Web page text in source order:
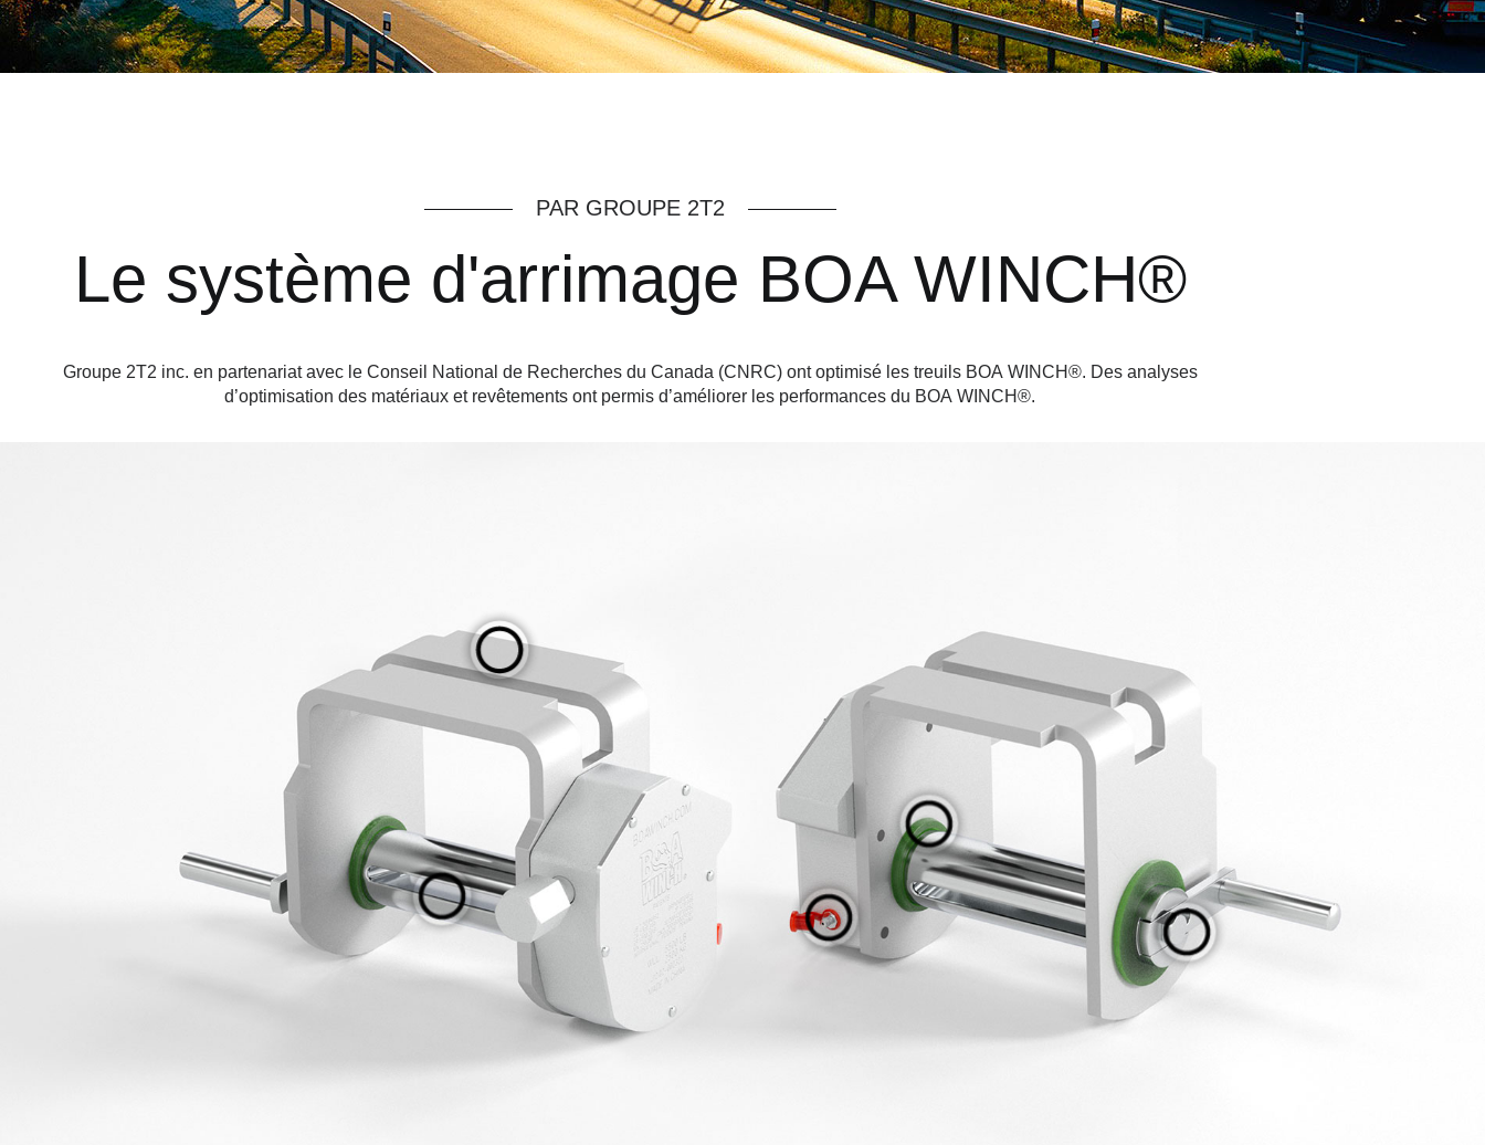
PAR GROUPE 2T2
Le système d'arrimage BOA WINCH®
Groupe 2T2 inc. en partenariat avec le Conseil National de Recherches du Canada (CNRC) ont optimisé les treuils BOA WINCH®. Des analyses
d’optimisation des matériaux et revêtements ont permis d’améliorer les performances du BOA WINCH®.